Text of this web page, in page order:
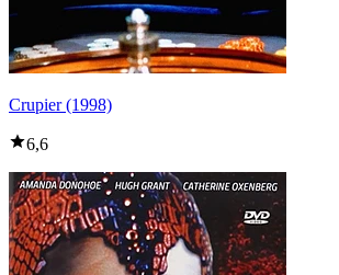
Crupier (1998)
6,6